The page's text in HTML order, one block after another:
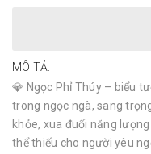
MÔ TẢ:
💎 Ngọc Phỉ Thúy – biểu
trong ngọc ngà, sang
khỏe, xua đuổi năng
thể thiếu cho người yêu